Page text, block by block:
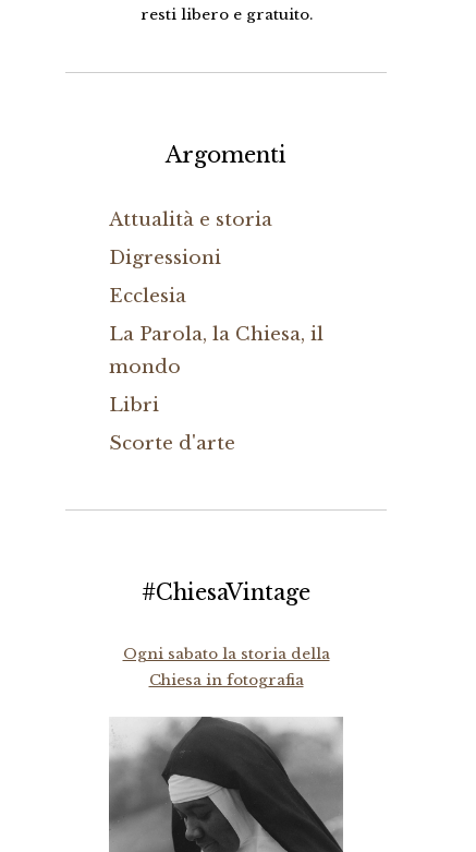
resti libero e gratuito.
Argomenti
Attualità e storia
Digressioni
Ecclesia
La Parola, la Chiesa, il
mondo
Libri
Scorte d'arte
#ChiesaVintage
Ogni sabato la storia della
Chiesa in fotografia